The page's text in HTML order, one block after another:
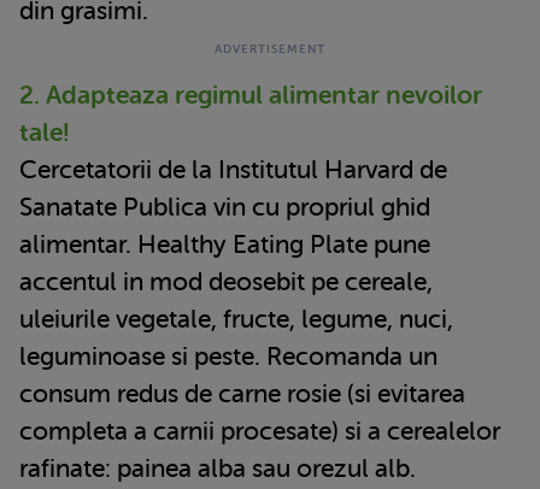
din grasimi.
2. Adapteaza regimul alimentar nevoilor
tale!
Cercetatorii de la Institutul Harvard de
Sanatate Publica vin cu propriul ghid
alimentar. Healthy Eating Plate pune
accentul in mod deosebit pe cereale,
uleiurile vegetale, fructe, legume, nuci,
leguminoase si peste. Recomanda un
consum redus de carne rosie (si evitarea
completa a carnii procesate) si a cerealelor
rafinate: painea alba sau orezul alb.